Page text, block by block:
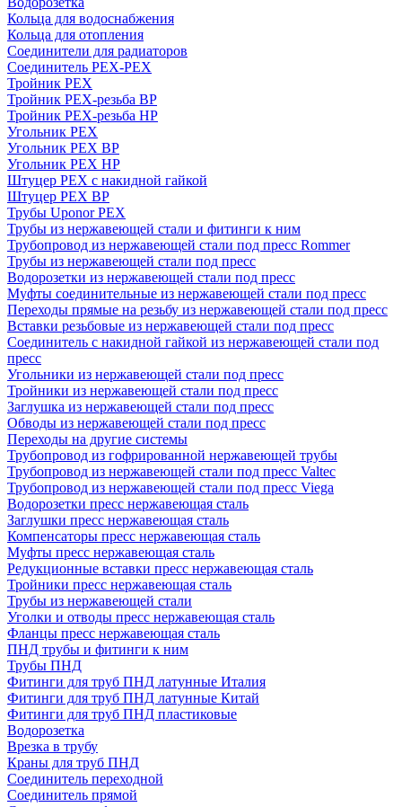
Кольца для водоснабжения
Кольца для отопления
Соединители для радиаторов
Соединитель PEX-PEX
Тройник PEX
Тройник PEX-резьба ВР
Тройник PEX-резьба НР
Угольник PEX
Угольник PEX ВР
Угольник PEX НР
Штуцер PEX c накидной гайкой
Штуцер PEX ВР
Трубы Uponor PEX
Трубы из нержавеющей стали и фитинги к ним
Трубопровод из нержавеющей стали под пресс Rommer
Трубы из нержавеющей стали под пресс
Водорозетки из нержавеющей стали под пресс
Муфты соединительные из нержавеющей стали под пресс
Переходы прямые на резьбу из нержавеющей стали под пресс
Вставки резьбовые из нержавеющей стали под пресс
Соединитель с накидной гайкой из нержавеющей стали под
пресс
Угольники из нержавеющей стали под пресс
Тройники из нержавеющей стали под пресс
Заглушка из нержавеющей стали под пресс
Обводы из нержавеющей стали под пресс
Переходы на другие системы
Трубопровод из гофрированной нержавеющей трубы
Трубопровод из нержавеющей стали под пресс Valtec
Трубопровод из нержавеющей стали под пресс Viega
Водорозетки пресс нержавеющая сталь
Заглушки пресс нержавеющая сталь
Компенсаторы пресс нержавеющая сталь
Муфты пресс нержавеющая сталь
Редукционные вставки пресс нержавеющая сталь
Тройники пресс нержавеющая сталь
Трубы из нержавеющей стали
Уголки и отводы пресс нержавеющая сталь
Фланцы пресс нержавеющая сталь
ПНД трубы и фитинги к ним
Трубы ПНД
Фитинги для труб ПНД латунные Италия
Фитинги для труб ПНД латунные Китай
Фитинги для труб ПНД пластиковые
Водорозетка
Врезка в трубу
Краны для труб ПНД
Соединитель переходной
Соединитель прямой